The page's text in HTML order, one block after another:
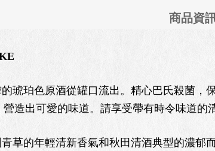
商品資
琥珀色原酒從罐口流出。精心巴氏殺菌，
造出可愛的味道。請享受帶有時令味道的
草的年輕清新香氣和秋田清酒典型的濃郁